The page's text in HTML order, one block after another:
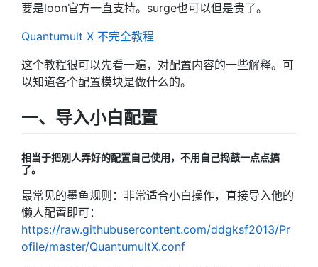
要是loon官方一直支持。surge也可以但是贵了。
Quantumult X 不完全教程
这个教程很可以先看一遍，对配置内容的一些解释。可
以知道各个配置模块是做什么的。
一、导入小白配置
相当于把别人弄好的配置自己使用，不用自己捣鼓一点点搞
了。
最常见的墨鱼规则：非常适合小白操作，直接导入他的
懒人配置即可：
https://raw.githubusercontent.com/ddgksf2013/Pr
ofile/master/QuantumultX.conf